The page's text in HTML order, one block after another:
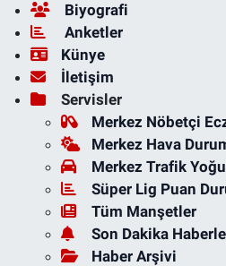
Biyografi
Anketler
Künye
İletişim
Servisler
Merkez Nöbetçi
Merkez Hava
Merkez Trafik
Süper Lig Puan
Tüm Manşetler
Son Dakika
Haber Arşivi